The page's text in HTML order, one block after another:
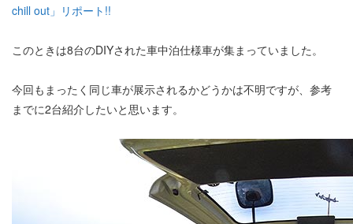
chill out」リポート!!
このときは8台のDIYされた車中泊仕様車が集まっていました。
今回もまったく同じ車が展示されるかどうかは不明ですが、参考
までに2台紹介したいと思います。